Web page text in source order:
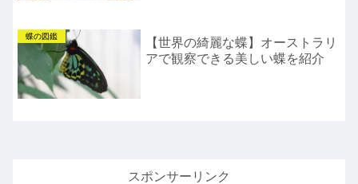
蝶の図鑑
【世界の綺麗な蝶】オーストラリ
アで観察できる美しい蝶を紹介
スポンサーリンク